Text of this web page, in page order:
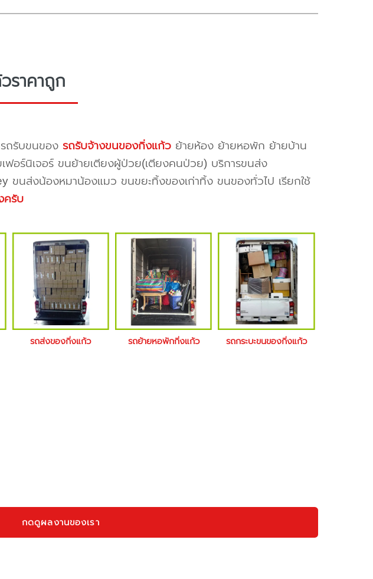
ราคาถูก
ถรับขนของ รถรับจ้างขนของกิ่งแก้วย้ายห้อง ย้ายหอพัก ย้ายบ้าน
อร์นิเจอร์ ขนย้ายเตียงผู้ป่วย(เตียงคนป่วย) บริการขนส่ง
ขนส่งน้องหมาน้องแมว ขนขยะทิ้งของเก่าทิ้ง ขนของทั่วไป เรียกใช้
ครับ
รถส่งของกิ่งแก้ว รถย้ายหอพักกิ่งแก้ว รถกระบะขนของกิ่งแก้ว
กดดูผลงานของเรา